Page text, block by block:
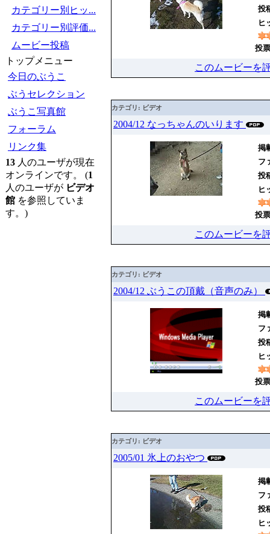
カテゴリー別ヒッ...
カテゴリー別評価...
ムービー投稿
トップメニュー
今日のぶうこ
ぶうセレクション
ぶうこ写真館
フォーラム
リンク集
13 人のユーザが現在
オンラインです。 (1
人のユーザが ビデオ
館 を参照していま
す。)
投
ヒ
投
このムービーを
カテゴリ: ビデオ
2004/12 なっちゃんのいります
掲
フ
投
ヒ
投
このムービーを
カテゴリ: ビデオ
2004/12 ぶうこの頂戴（音声のみ）
掲
フ
投
ヒ
投
このムービーを
カテゴリ: ビデオ
2005/01 氷上のおやつ
掲
フ
投
ヒ